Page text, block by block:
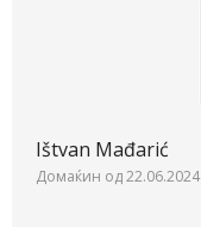
Ištvan Mađarić
Домаќин од 22.06.2024